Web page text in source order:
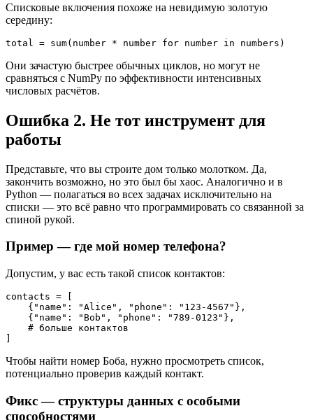
Списковые включения похоже на невидимую золотую
середину:
total = sum(number * number for number in numbers)
Они зачастую быстрее обычных циклов, но могут не
сравняться с NumPy по эффективности интенсивных
числовых расчётов.
Ошибка 2. Не тот инструмент для
работы
Представьте, что вы строите дом только молотком. Да,
закончить возможно, но это был бы хаос. Аналогично и в
Python — полагаться во всех задачах исключительно на
списки — это всё равно что программировать со связанной за
спиной рукой.
Пример — где мой номер телефона?
Допустим, у вас есть такой список контактов:
contacts = [
Чтобы найти номер Боба, нужно просмотреть список,
потенциально проверив каждый контакт.
Фикс — структуры данных с особыми
способностями